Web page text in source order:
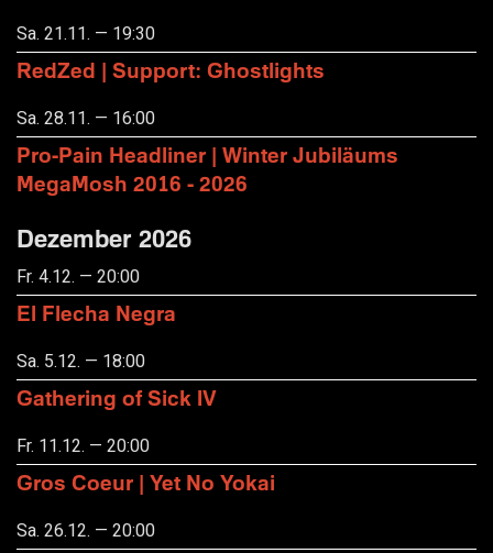
Sa. 21.11. — 19:30
RedZed | Support: Ghostlights
Sa. 28.11. — 16:00
Pro-Pain Headliner | Winter Jubiläums
MegaMosh 2016 - 2026
Dezember 2026
Fr. 4.12. — 20:00
El Flecha Negra
Sa. 5.12. — 18:00
Gathering of Sick IV
Fr. 11.12. — 20:00
Gros Coeur | Yet No Yokai
Sa. 26.12. — 20:00